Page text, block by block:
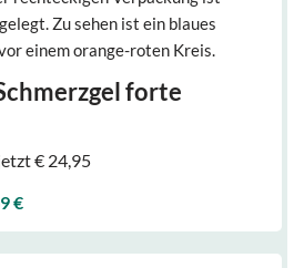
forte
€ 24,95
€